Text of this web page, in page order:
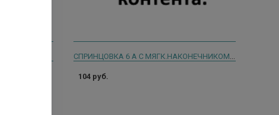
СПРИНЦОВКА 6 А С МЯГК.НАКОНЕЧНИКОМ И/У /КАРИАУЛИ/
104 руб.